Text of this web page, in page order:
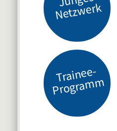
k
Tr
ai
n
e
e-
Pr
o
gr
a
m
m